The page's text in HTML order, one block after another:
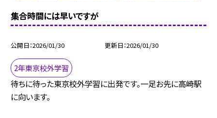
集合時間には早いですが
公開日 2026/01/30 更新日 2026/01/30
2年東京校外学習
待ちに待った東京校外学習に出発です。一足お先に高崎駅
に向います。